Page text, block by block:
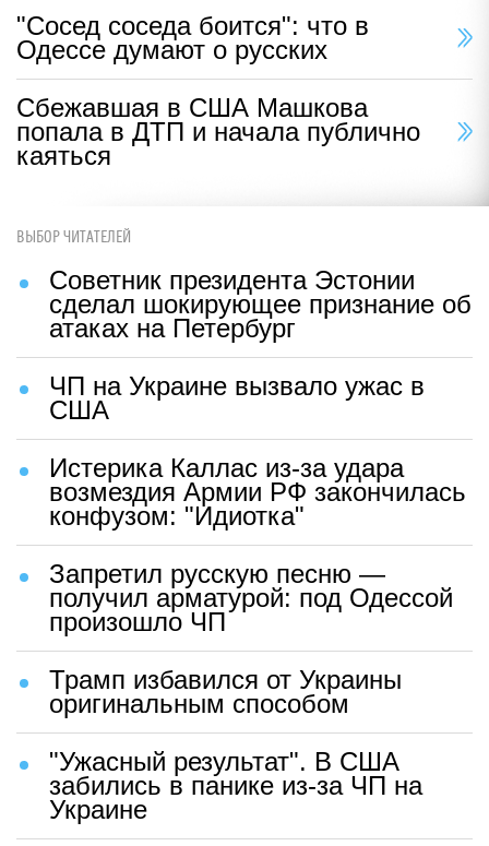
"Сосед соседа боится": что в
Одессе думают о русских
Сбежавшая в США Машкова
попала в ДТП и начала публично
каяться
ВЫБОР ЧИТАТЕЛЕЙ
Советник президента Эстонии
сделал шокирующее признание об
атаках на Петербург
ЧП на Украине вызвало ужас в
США
Истерика Каллас из-за удара
возмездия Армии РФ закончилась
конфузом: "Идиотка"
Запретил русскую песню —
получил арматурой: под Одессой
произошло ЧП
Трамп избавился от Украины
оригинальным способом
"Ужасный результат". В США
забились в панике из-за ЧП на
Украине